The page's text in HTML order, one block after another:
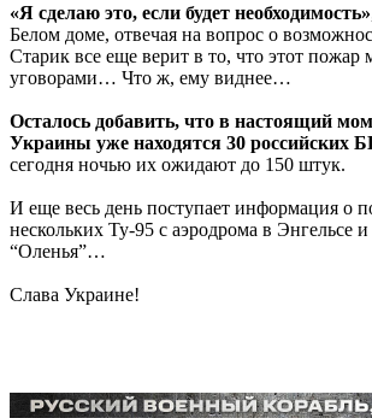
«Я сделаю это, если будет необходимость»
Белом доме, отвечая на вопрос о
Старик все еще верит в то, что этот
уговорами… Что ж, ему виднее…
Осталось добавить, что в настоящий
Украины уже находятся 30 российских
сегодня ночью их ожидают до 150 штук.
И еще весь день поступает информация о
нескольких Ту-95 с аэродрома в Энгельсе
“Оленья”…
Слава Украине!